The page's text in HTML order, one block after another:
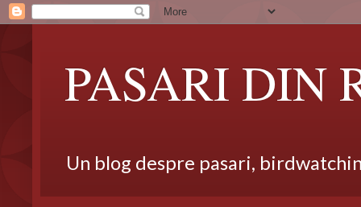
PASARI DIN
Un blog despre pasari,